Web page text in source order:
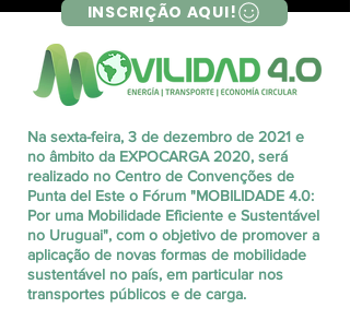
INSCRIÇÃO AQUI!
Na sexta-feira, 3 de dezembro de 2021 e
no âmbito da EXPOCARGA 2020, será
realizado no Centro de Convenções de
Punta del Este o Fórum "MOBILIDADE 4.0:
Por uma Mobilidade Eficiente e Sustentável
no Uruguai", com o objetivo de promover a
aplicação de novas formas de mobilidade
sustentável no país, em particular nos
transportes públicos e de carga.